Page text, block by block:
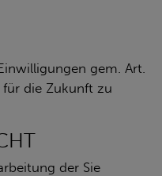
gem. Art.
die Zukunft zu
der Sie